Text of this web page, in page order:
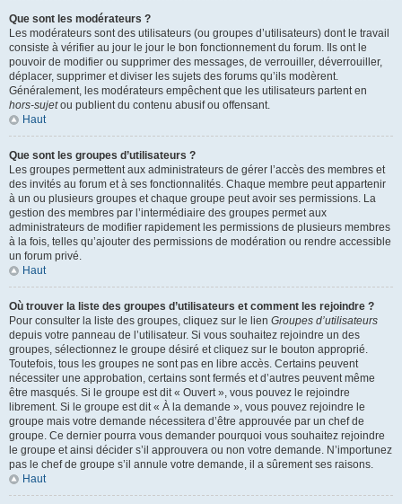
Que sont les modérateurs ?
Les modérateurs sont des utilisateurs (ou groupes d’utilisateurs) dont le travail
consiste à vérifier au jour le jour le bon fonctionnement du forum. Ils ont le
pouvoir de modifier ou supprimer des messages, de verrouiller, déverrouiller,
déplacer, supprimer et diviser les sujets des forums qu’ils modèrent.
Généralement, les modérateurs empêchent que les utilisateurs partent en
hors-sujetou publient du contenu abusif ou offensant.
Haut
Que sont les groupes d’utilisateurs ?
Les groupes permettent aux administrateurs de gérer l’accès des membres et
des invités au forum et à ses fonctionnalités. Chaque membre peut appartenir
à un ou plusieurs groupes et chaque groupe peut avoir ses permissions. La
gestion des membres par l’intermédiaire des groupes permet aux
administrateurs de modifier rapidement les permissions de plusieurs membres
à la fois, telles qu’ajouter des permissions de modération ou rendre accessible
un forum privé.
Haut
Où trouver la liste des groupes d’utilisateurs et comment les rejoindre ?
Pour consulter la liste des groupes, cliquez sur le lien Groupes d’utilisateurs
depuis votre panneau de l’utilisateur. Si vous souhaitez rejoindre un des
groupes, sélectionnez le groupe désiré et cliquez sur le bouton approprié.
Toutefois, tous les groupes ne sont pas en libre accès. Certains peuvent
nécessiter une approbation, certains sont fermés et d’autres peuvent même
être masqués. Si le groupe est dit « Ouvert », vous pouvez le rejoindre
librement. Si le groupe est dit « À la demande », vous pouvez rejoindre le
groupe mais votre demande nécessitera d’être approuvée par un chef de
groupe. Ce dernier pourra vous demander pourquoi vous souhaitez rejoindre
le groupe et ainsi décider s’il approuvera ou non votre demande. N’importunez
pas le chef de groupe s’il annule votre demande, il a sûrement ses raisons.
Haut